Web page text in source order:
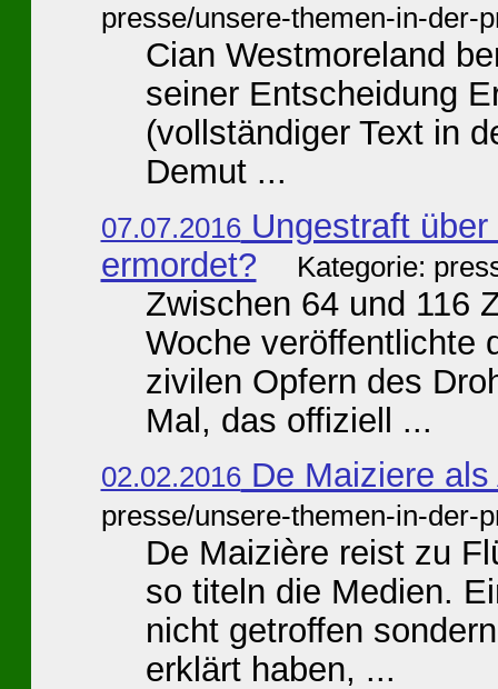
presse/unsere-themen-in-der-
Cian Westmoreland
seiner Entscheidung
(vollständiger Text in
Demut ...
07.07.2016Ungestraft über
ermordet?
Kategorie:
Zwischen 64 und 116
Woche veröffentlichte
zivilen Opfern des
Mal, das offiziell ...
02.02.2016De Maiziere als
presse/unsere-themen-in-der-
De Maizière reist zu
so titeln die Medien.
nicht getroffen
erklärt haben, ...